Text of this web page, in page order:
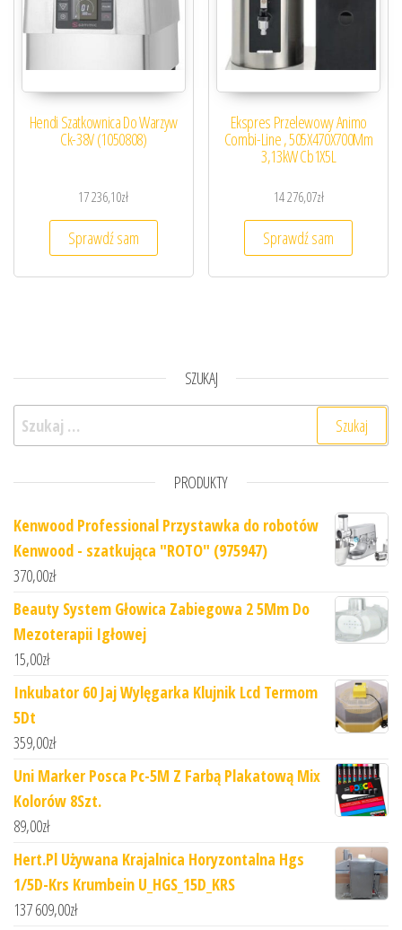
Hendi Szatkownica Do Warzyw
Ck-38V (1050808)
17 236,10zł
Sprawdź sam
Ekspres Przelewowy Animo
Combi-Line , 505X470X700Mm
3,13kW Cb1X5L
14 276,07zł
Sprawdź sam
SZUKAJ
Szukaj:
PRODUKTY
Kenwood Professional Przystawka do robotów
Kenwood - szatkująca "ROTO" (975947)
370,00zł
Beauty System Głowica Zabiegowa 2 5Mm Do
Mezoterapii Igłowej
15,00zł
Inkubator 60 Jaj Wylęgarka Klujnik Lcd Termom
5Dt
359,00zł
Uni Marker Posca Pc-5M Z Farbą Plakatową Mix
Kolorów 8Szt.
89,00zł
Hert.Pl Używana Krajalnica Horyzontalna Hgs
1/5D-Krs Krumbein U_HGS_15D_KRS
137 609,00zł